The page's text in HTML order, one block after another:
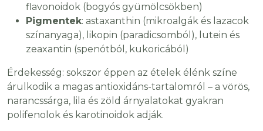
flavonoidok (bogyós gyümölcsökben)
Pigmentek: astaxanthin (mikroalgák és lazacok
színanyaga), likopin (paradicsomból), lutein és
zeaxantin (spenótból, kukoricából)
Érdekesség: sokszor éppen az ételek élénk színe
árulkodik a magas antioxidáns-tartalomról – a vörös,
narancssárga, lila és zöld árnyalatokat gyakran
polifenolok és karotinoidok adják.